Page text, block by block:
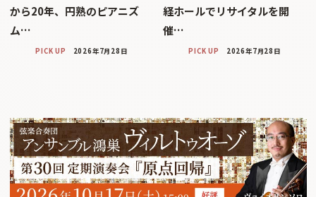
から20年、円熟のピアニズ
ム…
PICK UP 2026年7月28日
経ホールでリサイタルを開
催…
PICK UP 2026年7月28日